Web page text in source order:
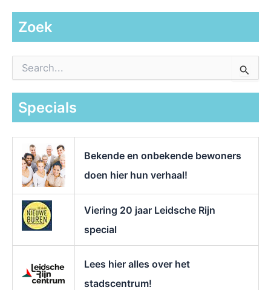
Zoek
a
Specials
Bekende en onbekende bewoners
doen hier hun verhaal!
Viering 20 jaar Leidsche Rijn
special
Lees hier alles over het
stadscentrum!